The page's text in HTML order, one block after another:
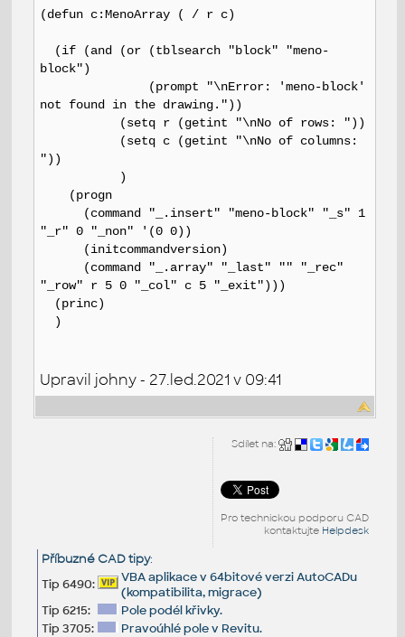
(defun c:MenoArray ( / r c)
(if (and (or (tblsearch "block" "meno-
block")
(prompt "\nError: 'meno-block'
not found in the drawing."))
(setq r (getint "\nNo of rows: "))
(setq c (getint "\nNo of columns:
"))
)
(progn
(command "_.insert" "meno-block" "_s" 1
"_r" 0 "_non" '(0 0))
(initcommandversion)
(command "_.array" "_last" "" "_rec"
"_row" r 5 0 "_col" c 5 "_exit")))
(princ)
)
Upravil johny - 27.led.2021 v 09:41
Sdílet na:
Pro technickou podporu CAD
kontaktujte Helpdesk
Příbuzné CAD tipy:
Tip 6490:
VBA aplikace v 64bitové verzi AutoCADu
(kompatibilita, migrace)
Tip 6215:
Pole podél křivky.
Tip 3705:
Pravoúhlé pole v Revitu.